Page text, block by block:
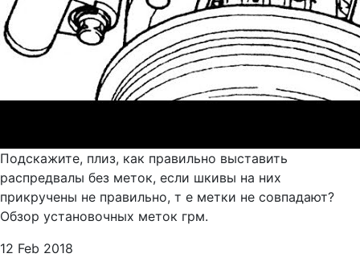
Подскажите, плиз, как правильно выставить
распредвалы без меток, если шкивы на них
прикручены не правильно, т е метки не совпадают?
Обзор установочных меток грм.
12 Feb 2018